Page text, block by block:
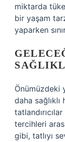
miktarda
bir yaşam
yaparken
Önümüzdeki
daha
tercihleri
gibi, tatlıyı